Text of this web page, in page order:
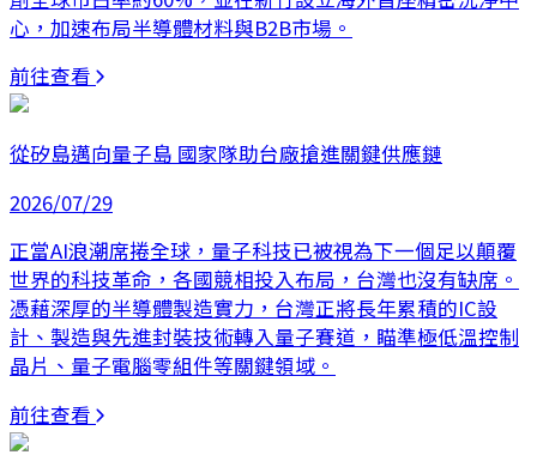
心，加速布局半導體材料與B2B市場。
前往查看
從矽島邁向量子島 國家隊助台廠搶進關鍵供應鏈
2026/07/29
正當AI浪潮席捲全球，量子科技已被視為下一個足以顛覆
世界的科技革命，各國競相投入布局，台灣也沒有缺席。
憑藉深厚的半導體製造實力，台灣正將長年累積的IC設
計、製造與先進封裝技術轉入量子賽道，瞄準極低溫控制
晶片、量子電腦零組件等關鍵領域。
前往查看